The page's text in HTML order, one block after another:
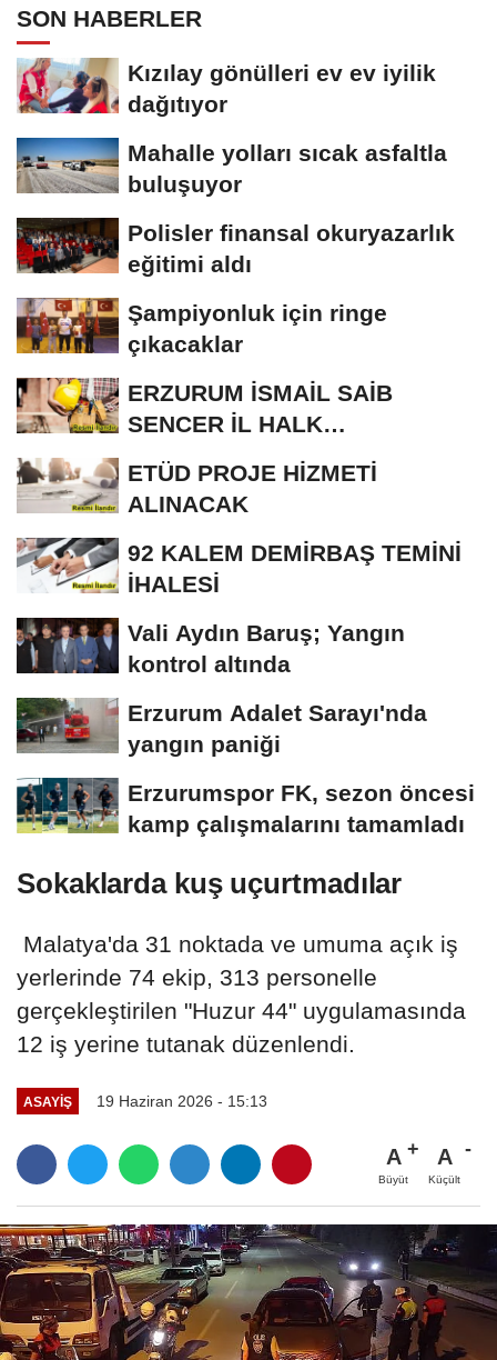
SON HABERLER
Kızılay gönülleri ev ev iyilik
dağıtıyor
Mahalle yolları sıcak asfaltla
buluşuyor
Polisler finansal okuryazarlık
eğitimi aldı
Şampiyonluk için ringe
çıkacaklar
ERZURUM İSMAİL SAİB
SENCER İL HALK
KÜTÜPHANESİ BAKIM VE
ONARIM...
ETÜD PROJE HİZMETİ
ALINACAK
92 KALEM DEMİRBAŞ TEMİNİ
İHALESİ
Vali Aydın Baruş; Yangın
kontrol altında
Erzurum Adalet Sarayı'nda
yangın paniği
Erzurumspor FK, sezon öncesi
kamp çalışmalarını tamamladı
Sokaklarda kuş uçurtmadılar
Malatya'da 31 noktada ve umuma açık iş
yerlerinde 74 ekip, 313 personelle
gerçekleştirilen "Huzur 44" uygulamasında
12 iş yerine tutanak düzenlendi.
ASAYİŞ 19 Haziran 2026 - 15:13
A
Büyüt
A
Küçült